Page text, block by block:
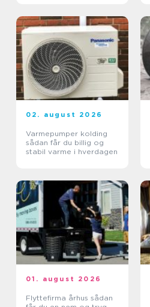
02. august 2026
Varmepumper kolding
sådan får du billig og
stabil varme i hverdagen
01. august 2026
Flyttefirma århus sådan